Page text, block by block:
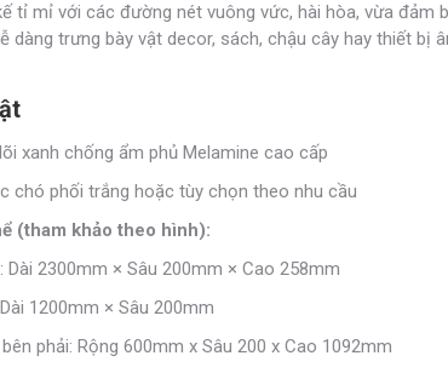
tỉ mỉ với các đường nét vuông vức, hài hòa, vừa đảm
dàng trưng bày vật decor, sách, chậu cây hay thiết
xanh chống ẩm phủ Melamine cao cấp
chó phối trắng hoặc tùy chọn theo nhu cầu
(tham khảo theo hình):
Dài 2300mm × Sâu 200mm × Cao 258mm
1200mm × Sâu 200mm
phải: Rộng 600mm x Sâu 200 x Cao 1092mm